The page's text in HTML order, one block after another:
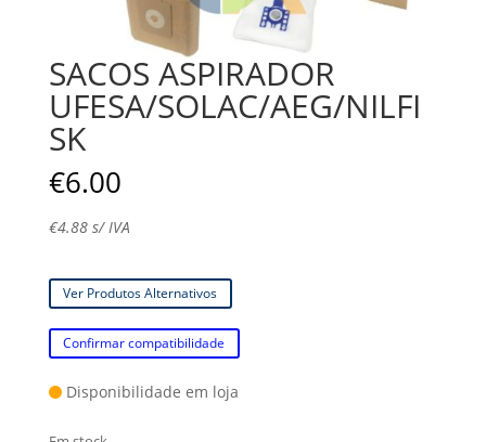
SACOS ASPIRADOR
UFESA/SOLAC/AEG/NILFI
SK
€6.00
€4.88s/ IVA
Ver Produtos Alternativos
Confirmar compatibilidade
Disponibilidade em loja